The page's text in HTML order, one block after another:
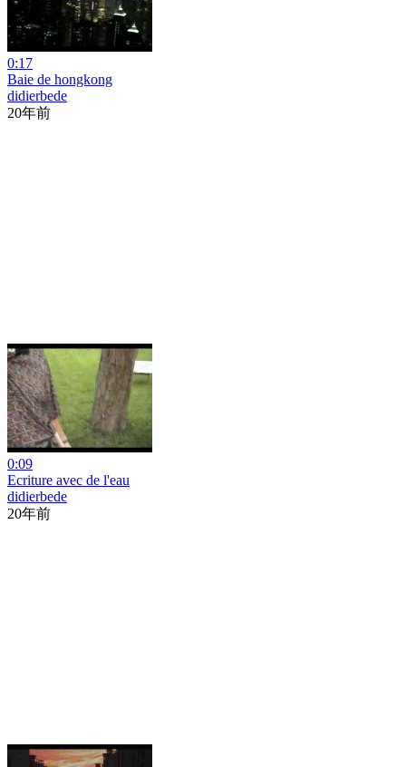
0:17
Baie de hongkong
didierbede
20年前
0:09
Ecriture avec de l'eau
didierbede
20年前